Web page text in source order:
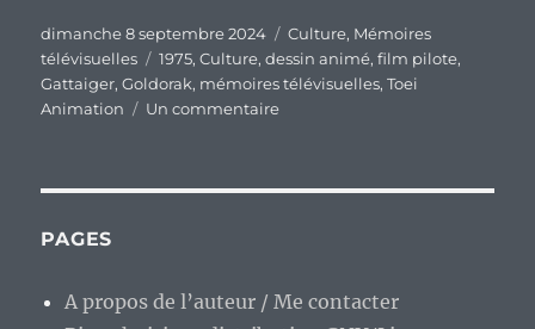
Publié
le
dimanche 8 septembre 2024 Catégories
Culture, Mémoires
télévisuelles
Étiquettes
1975,Culture,dessin animé,film pilote,
Gattaiger,Goldorak, mémoires télévisuelles,Toei
Animation
Un commentairesur
épisode
PAGES
A propos de l’auteur / Me contacter